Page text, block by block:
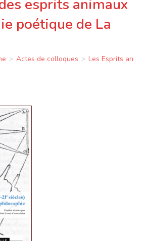
esprits animaux
poétique de La
> Actes de colloques > Les Esprits